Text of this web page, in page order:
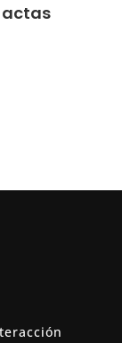
actas